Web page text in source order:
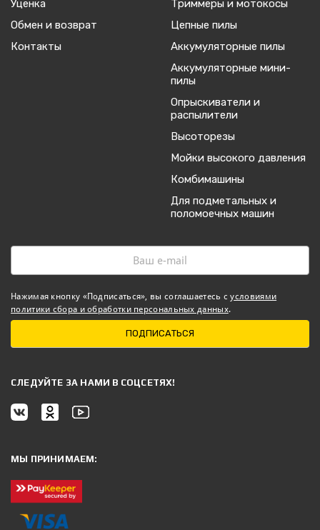
Уценка
Обмен и возврат
Контакты
Триммеры и мотокосы
Цепные пилы
Аккумуляторные пилы
Аккумуляторные мини-
пилы
Опрыскиватели и
распылители
Высоторезы
Мойки высокого давления
Комбимашины
Для подметальных и
поломоечных машин
Нажимая кнопку «Подписаться», вы соглашаетесь сусловиями
политики сбора и обработки персональных данных.
ПОДПИСАТЬСЯ
CЛЕДУЙТЕ ЗА НАМИ В СОЦСЕТЯХ!
МЫ ПРИНИМАЕМ: